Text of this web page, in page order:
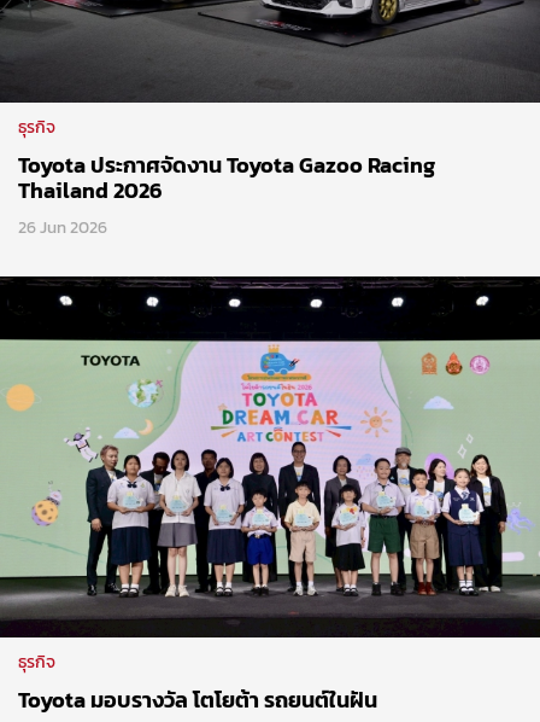
ธุรกิจ
Toyota ประกาศจัดงาน Toyota Gazoo Racing
Thailand 2026
26 Jun 2026
ธุรกิจ
Toyota มอบรางวัล โตโยต้า รถยนต์ในฝัน